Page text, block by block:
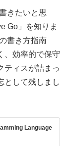
きたいと思
Go」を知りま
書き方指南
、効率的で保守
ティスが詰まっ
として残しまし
Language